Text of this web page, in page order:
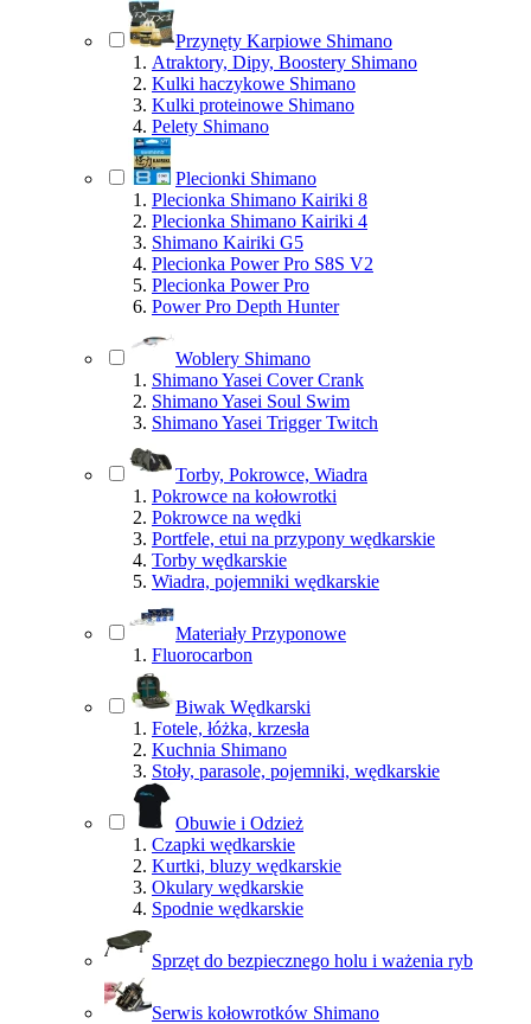
Przynęty Karpiowe Shimano
Atraktory, Dipy, Boostery Shimano
Kulki haczykowe Shimano
Kulki proteinowe Shimano
Pelety Shimano
Plecionki Shimano
Plecionka Shimano Kairiki 8
Plecionka Shimano Kairiki 4
Shimano Kairiki G5
Plecionka Power Pro S8S V2
Plecionka Power Pro
Power Pro Depth Hunter
Woblery Shimano
Shimano Yasei Cover Crank
Shimano Yasei Soul Swim
Shimano Yasei Trigger Twitch
Torby, Pokrowce, Wiadra
Pokrowce na kołowrotki
Pokrowce na wędki
Portfele, etui na przypony wędkarskie
Torby wędkarskie
Wiadra, pojemniki wędkarskie
Materiały Przyponowe
Fluorocarbon
Biwak Wędkarski
Fotele, łóżka, krzesła
Kuchnia Shimano
Stoły, parasole, pojemniki, wędkarskie
Obuwie i Odzież
Czapki wędkarskie
Kurtki, bluzy wędkarskie
Okulary wędkarskie
Spodnie wędkarskie
Sprzęt do bezpiecznego holu i ważenia ryb
Serwis kołowrotków Shimano